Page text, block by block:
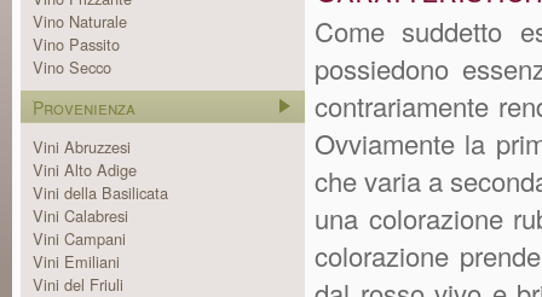
Vino Naturale
Vino Passito
Vino Secco
Provenienza
Vini Abruzzesi
Vini Alto Adige
Vini della Basilicata
Vini Calabresi
Vini Campani
Vini Emiliani
Vini del Friuli
Come suddetto
possiedono
contrariamente
Ovviamente la
che varia a
una colorazione
colorazione